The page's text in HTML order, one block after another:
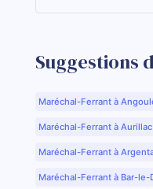
Suggestions
Maréchal-Ferrant à
Maréchal-Ferrant à Aurillac
Maréchal-Ferrant à
Maréchal-Ferrant à Bar-le-